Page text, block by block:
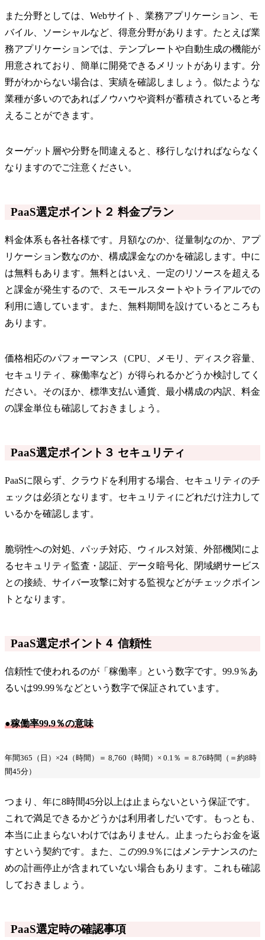
また分野としては、Webサイト、業務アプリケーション、モ
バイル、ソーシャルなど、得意分野があります。たとえば業
務アプリケーションでは、テンプレートや自動生成の機能が
用意されており、簡単に開発できるメリットがあります。分
野がわからない場合は、実績を確認しましょう。似たような
業種が多いのであればノウハウや資料が蓄積されていると考
えることができます。
ターゲット層や分野を間違えると、移行しなければならなく
なりますのでご注意ください。
PaaS選定ポイント２ 料金プラン
料金体系も各社各様です。月額なのか、従量制なのか、アプ
リケーション数なのか、構成課金なのかを確認します。中に
は無料もあります。無料とはいえ、一定のリソースを超える
と課金が発生するので、スモールスタートやトライアルでの
利用に適しています。また、無料期間を設けているところも
あります。
価格相応のパフォーマンス（CPU、メモリ、ディスク容量、
セキュリティ、稼働率など）が得られるかどうか検討してく
ださい。そのほか、標準支払い通貨、最小構成の内訳、料金
の課金単位も確認しておきましょう。
PaaS選定ポイント３ セキュリティ
PaaSに限らず、クラウドを利用する場合、セキュリティのチ
ェックは必須となります。セキュリティにどれだけ注力して
いるかを確認します。
脆弱性への対処、パッチ対応、ウィルス対策、外部機関によ
るセキュリティ監査・認証、データ暗号化、閉域網サービス
との接続、サイバー攻撃に対する監視などがチェックポイン
トとなります。
PaaS選定ポイント４ 信頼性
信頼性で使われるのが「稼働率」という数字です。99.9％あ
るいは99.99％などという数字で保証されています。
●稼働率99.9％の意味
年間365（日）×24（時間）＝ 8,760（時間）× 0.1％ ＝ 8.76時間（＝約8時
間45分）
つまり、年に8時間45分以上は止まらないという保証です。
これで満足できるかどうかは利用者しだいです。もっとも、
本当に止まらないわけではありません。止まったらお金を返
すという契約です。また、この99.9％にはメンテナンスのた
めの計画停止が含まれていない場合もあります。これも確認
しておきましょう。
PaaS選定時の確認事項